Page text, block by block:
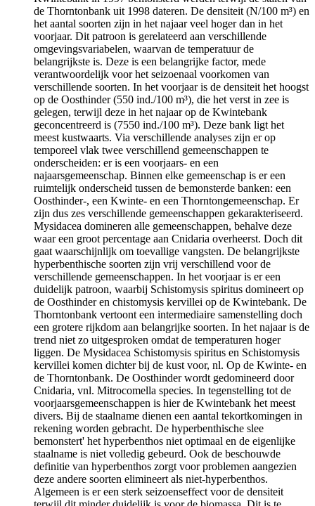
de Thorntonbank uit 1998 dateren. De densiteit (N/100 m³) en
het aantal soorten zijn in het najaar veel hoger dan in het
voorjaar. Dit patroon is gerelateerd aan verschillende
omgevingsvariabelen, waarvan de temperatuur de
belangrijkste is. Deze is een belangrijke factor, mede
verantwoordelijk voor het seizoenaal voorkomen van
verschillende soorten. In het voorjaar is de densiteit het hoogst
op de Oosthinder (550 ind./100 m³), die het verst in zee is
gelegen, terwijl deze in het najaar op de Kwintebank
geconcentreerd is (7550 ind./100 m³). Deze bank ligt het
meest kustwaarts. Via verschillende analyses zijn er op
temporeel vlak twee verschillend gemeenschappen te
onderscheiden: er is een voorjaars- en een
najaarsgemeenschap. Binnen elke gemeenschap is er een
ruimtelijk onderscheid tussen de bemonsterde banken: een
Oosthinder-, een Kwinte- en een Thorntongemeenschap. Er
zijn dus zes verschillende gemeenschappen gekarakteriseerd.
Mysidacea domineren alle gemeenschappen, behalve deze
waar een groot percentage aan Cnidaria overheerst. Doch dit
gaat waarschijnlijk om toevallige vangsten. De belangrijkste
hyperbenthische soorten zijn vrij verschillend voor de
verschillende gemeenschappen. In het voorjaar is er een
duidelijk patroon, waarbij Schistomysis spiritus domineert op
de Oosthinder en chistomysis kervillei op de Kwintebank. De
Thorntonbank vertoont een intermediaire samenstelling doch
een grotere rijkdom aan belangrijke soorten. In het najaar is de
trend niet zo uitgesproken omdat de temperaturen hoger
liggen. De Mysidacea Schistomysis spiritus en Schistomysis
kervillei komen dichter bij de kust voor, nl. Op de Kwinte- en
de Thorntonbank. De Oosthinder wordt gedomineerd door
Cnidaria, vnl. Mitrocomella species. In tegenstelling tot de
voorjaarsgemeenschappen is hier de Kwintebank het meest
divers. Bij de staalname dienen een aantal tekortkomingen in
rekening worden gebracht. De hyperbenthische slee
bemonstert' het hyperbenthos niet optimaal en de eigenlijke
staalname is niet volledig gebeurd. Ook de beschouwde
definitie van hyperbenthos zorgt voor problemen aangezien
deze andere soorten elimineert als niet-hyperbenthos.
Algemeen is er een sterk seizoenseffect voor de densiteit